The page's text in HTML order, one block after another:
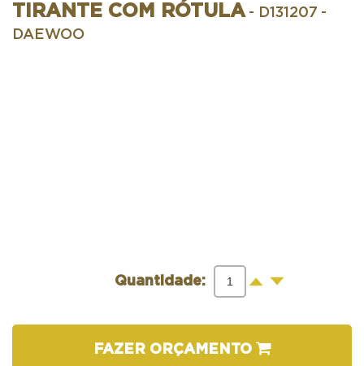
TIRANTE COM RÓTULA - D131207 -
DAEWOO
Quantidade: + -
FAZER ORÇAMENTO